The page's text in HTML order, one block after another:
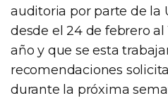
auditoria por parte de la
desde el 24 de febrero
año y que se esta
recomendaciones
durante la próxima